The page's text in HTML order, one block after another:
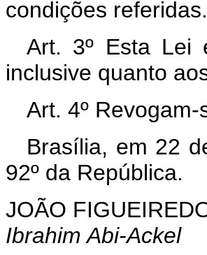
condições referidas.
Art. 3º Esta Lei
inclusive quanto
Art. 4º
Brasília, em 22
92º da República.
JOÃO
Ibrahim Abi-Ackel